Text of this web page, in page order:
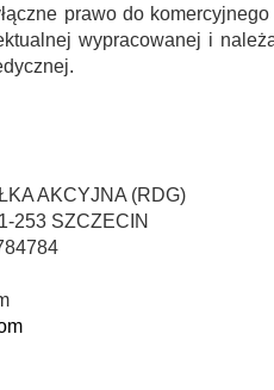
prawo do
wypracowanej i
AKCYJNA (RDG)
253 SZCZECIN